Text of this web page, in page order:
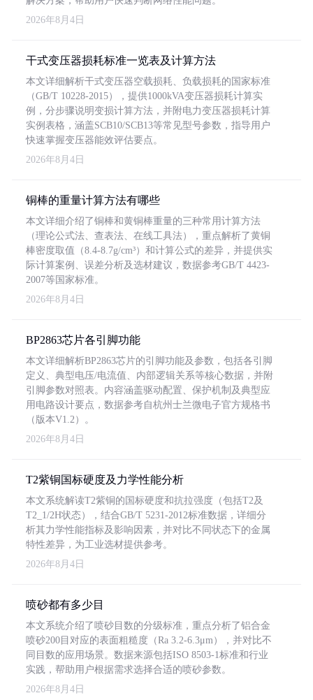
2026年8月4日
干式变压器损耗标准一览表及计算方法
本文详细解析干式变压器空载损耗、负载损耗的国家标准
（GB/T 10228-2015），提供1000kVA变压器损耗计算实
例，分步骤说明变损计算方法，并附电力变压器损耗计算
实例表格，涵盖SCB10/SCB13等常见型号参数，指导用户
快速掌握变压器能效评估要点。
2026年8月4日
铜棒的重量计算方法有哪些
本文详细介绍了铜棒和黄铜棒重量的三种常用计算方法
（理论公式法、查表法、在线工具法），重点解析了黄铜
棒密度取值（8.4-8.7g/cm³）和计算公式的差异，并提供实
际计算案例、误差分析及选材建议，数据参考GB/T 4423-
2007等国家标准。
2026年8月4日
BP2863芯片各引脚功能
本文详细解析BP2863芯片的引脚功能及参数，包括各引脚
定义、典型电压/电流值、内部逻辑关系等核心数据，并附
引脚参数对照表。内容涵盖驱动配置、保护机制及典型应
用电路设计要点，数据参考自杭州士兰微电子官方规格书
（版本V1.2）。
2026年8月4日
T2紫铜国标硬度及力学性能分析
本文系统解读T2紫铜的国标硬度和抗拉强度（包括T2及
T2_1/2H状态），结合GB/T 5231-2012标准数据，详细分
析其力学性能指标及影响因素，并对比不同状态下的金属
特性差异，为工业选材提供参考。
2026年8月4日
喷砂都有多少目
本文系统介绍了喷砂目数的分级标准，重点分析了铝合金
喷砂200目对应的表面粗糙度（Ra 3.2-6.3μm），并对比不
同目数的应用场景。数据来源包括ISO 8503-1标准和行业
实践，帮助用户根据需求选择合适的喷砂参数。
2026年8月4日